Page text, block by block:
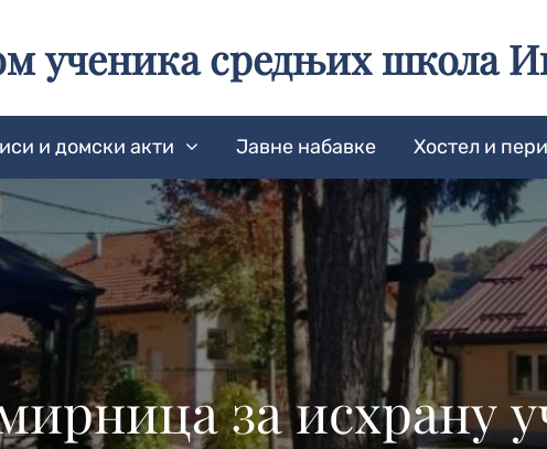
ученика средњих школа
и домски акти Јавне набавке Хостел и
за исхрану